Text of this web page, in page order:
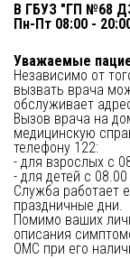
В ГБУЗ "ГП №68
Пн-Пт 08:00 -
Уважаемые
Независимо от
вызвать врача
обслуживает
Вызов врача на
медицинскую
телефону 122:
- для взрослых с
- для детей с
Служба работает
праздничные дни.
Помимо ваших
описания
ОМС при его